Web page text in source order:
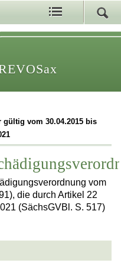
gültig vom 30.04.2015 bis
vom
die durch Artikel 22
(SächsGVBl. S. 517)